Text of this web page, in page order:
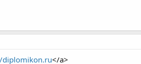
diplomikon.ru</a>